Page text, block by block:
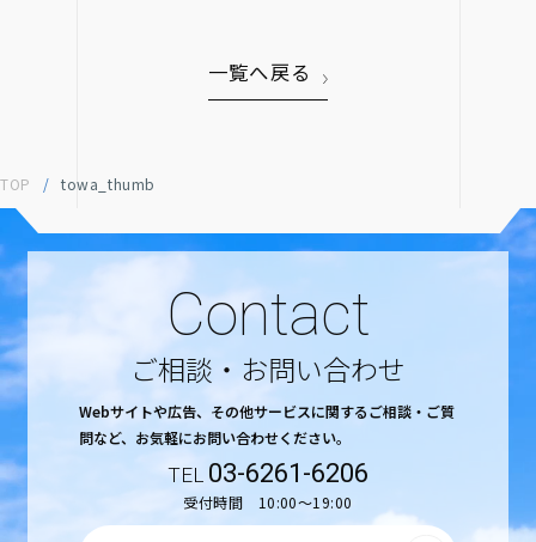
一覧へ戻る
TOP / towa_thumb
Contact
ご相談・お問い合わせ
Webサイトや広告、その他サービスに関するご相談・ご質
問など、 お気軽にお問い合わせください。
03-6261-6206
受付時間 10:00〜19:00